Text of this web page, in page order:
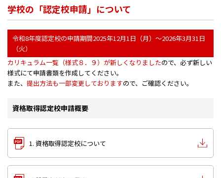
学校の「認定校申請」について
令和8年度認定校の申請期間2025年12月1日（月）～2026年3月31日
（火）
カリキュラム一覧（様式８．９）が新しくなりましたので、必ず新しい
様式にて申請書類を作成してください。
また、 提出方法も一部変更しておりますので、ご確認ください。
資格取得認定校申請概要
1. 資格取得認定校について